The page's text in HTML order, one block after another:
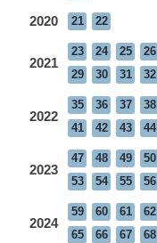
2020 21 22
2021
23 24 25 26
29
30 31 32
2022
35 36 37 38
41
42 43 44
2023
47 48 49 50
53
54 55 56
2024
59 60 61 62
65
66 67 68